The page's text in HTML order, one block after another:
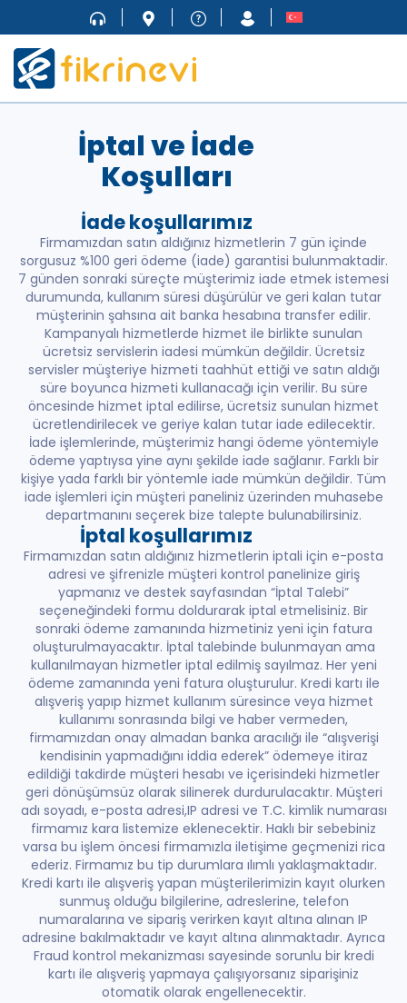
İptal ve İade
Koşulları
İade koşullarımız
Firmamızdan satın aldığınız hizmetlerin 7 gün içinde
sorgusuz %100 geri ödeme (iade) garantisi bulunmaktadir.
7 günden sonraki süreçte müşterimiz iade etmek istemesi
durumunda, kullanım süresi düşürülür ve geri kalan tutar
müşterinin şahsına ait banka hesabına transfer edilir.
Kampanyalı hizmetlerde hizmet ile birlikte sunulan
ücretsiz servislerin iadesi mümkün değildir. Ücretsiz
servisler müşteriye hizmeti taahhüt ettiği ve satın aldığı
süre boyunca hizmeti kullanacağı için verilir. Bu süre
öncesinde hizmet iptal edilirse, ücretsiz sunulan hizmet
ücretlendirilecek ve geriye kalan tutar iade edilecektir.
İade işlemlerinde, müşterimiz hangi ödeme yöntemiyle
ödeme yaptıysa yine aynı şekilde iade sağlanır. Farklı bir
kişiye yada farklı bir yöntemle iade mümkün değildir. Tüm
iade işlemleri için müşteri paneliniz üzerinden muhasebe
departmanını seçerek bize talepte bulunabilirsiniz.
İptal koşullarımız
Firmamızdan satın aldığınız hizmetlerin iptali için e-posta
adresi ve şifrenizle müşteri kontrol panelinize giriş
yapmanız ve destek sayfasından “İptal Talebi”
seçeneğindeki formu doldurarak iptal etmelisiniz. Bir
sonraki ödeme zamanında hizmetiniz yeni için fatura
oluşturulmayacaktır. İptal talebinde bulunmayan ama
kullanılmayan hizmetler iptal edilmiş sayılmaz. Her yeni
ödeme zamanında yeni fatura oluşturulur. Kredi kartı ile
alışveriş yapıp hizmet kullanım süresince veya hizmet
kullanımı sonrasında bilgi ve haber vermeden,
firmamızdan onay almadan banka aracılığı ile “alışverişi
kendisinin yapmadığını iddia ederek” ödemeye itiraz
edildiği takdirde müşteri hesabı ve içerisindeki hizmetler
geri dönüşümsüz olarak silinerek durdurulacaktır. Müşteri
adı soyadı, e-posta adresi,IP adresi ve T.C. kimlik numarası
firmamız kara listemize eklenecektir. Haklı bir sebebiniz
varsa bu işlem öncesi firmamızla iletişime geçmenizi rica
ederiz. Firmamız bu tip durumlara ılımlı yaklaşmaktadır.
Kredi kartı ile alışveriş yapan müşterilerimizin kayıt olurken
sunmuş olduğu bilgilerine, adreslerine, telefon
numaralarına ve sipariş verirken kayıt altına alınan IP
adresine bakılmaktadır ve kayıt altına alınmaktadır. Ayrıca
Fraud kontrol mekanizması sayesinde sorunlu bir kredi
kartı ile alışveriş yapmaya çalışıyorsanız siparişiniz
otomatik olarak engellenecektir.